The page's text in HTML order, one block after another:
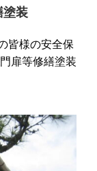
塗装
皆様の安全保
扉等修繕塗装